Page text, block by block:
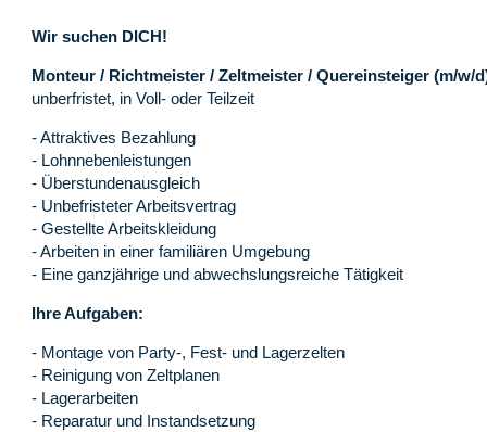
Wir suchen DICH!
Monteur / Richtmeister / Zeltmeister / Quereinsteiger (m/w/
unberfristet, in Voll- oder Teilzeit
- Attraktives Bezahlung
- Lohnnebenleistungen
- Überstundenausgleich
- Unbefristeter Arbeitsvertrag
- Gestellte Arbeitskleidung
- Arbeiten in einer familiären Umgebung
- Eine ganzjährige und abwechslungsreiche Tätigkeit
Ihre Aufgaben:
- Montage von Party-, Fest- und Lagerzelten
- Reinigung von Zeltplanen
- Lagerarbeiten
- Reparatur und Instandsetzung